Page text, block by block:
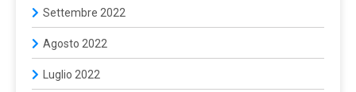
Settembre 2022
Agosto 2022
Luglio 2022